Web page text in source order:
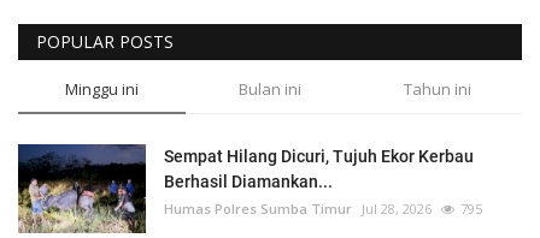
POPULAR POSTS
Minggu ini Bulan ini Tahun ini
Sempat Hilang Dicuri, Tujuh Ekor Kerbau
Berhasil Diamankan...
Humas Polres Sumba Timur Jul 28, 2026 795